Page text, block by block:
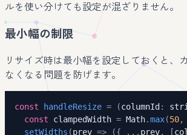
ルを使い分けても設定が混ざりません。
最小幅の制限
リサイズ時は最小幅を設定しておくと、
なくなる問題を防げます。
const handleResize = (columnId:
const clampedWidth = Math.max(50,
setWidths (prev => ({ ... prev, [